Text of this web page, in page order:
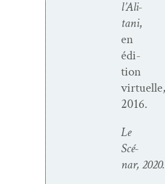
l’Al­i­
tani,
en
édi­
tion
virtuelle,
2016.
Le
Scé­
nar, 2020.